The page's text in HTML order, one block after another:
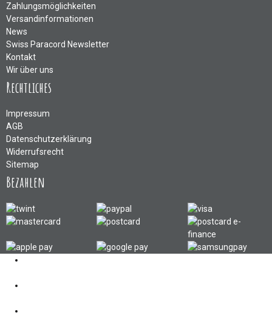
Zahlungsmöglichkeiten
Versandinformationen
News
Swiss Paracord Newsletter
Kontakt
Wir über uns
Rechtliches
Impressum
AGB
Datenschutzerklärung
Widerrufsrecht
Sitemap
Bezahlen